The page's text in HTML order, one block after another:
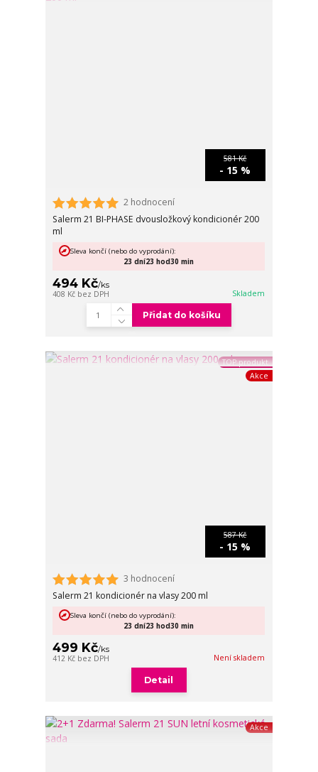
581 Kč
- 15 %
2 hodnocení
Salerm 21 BI-PHASE dvousložkový kondicionér 200
ml
494 Kč/ks
408 Kč bez DPH Skladem
Sleva končí (nebo do vyprodání):
23 dní23 hod30 min
Přidat do košíku
TOP produkt
Akce
587 Kč
- 15 %
3 hodnocení
Salerm 21 kondicionér na vlasy 200 ml
499 Kč/ks
412 Kč bez DPH Není skladem
Sleva končí (nebo do vyprodání):
23 dní23 hod30 min
Detail
Akce